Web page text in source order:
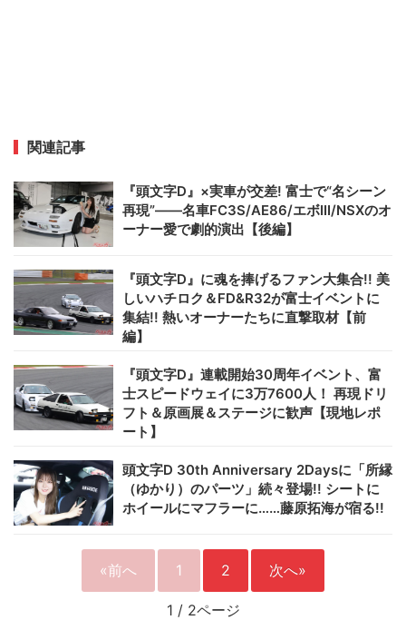
関連記事
『頭文字D』×実車が交差! 富士で“名シーン
再現”——名車FC3S/AE86/エボIII/NSXのオ
ーナー愛で劇的演出【後編】
『頭文字D』に魂を捧げるファン大集合!! 美
しいハチロク＆FD&R32が富士イベントに
集結!! 熱いオーナーたちに直撃取材【前
編】
『頭文字D』連載開始30周年イベント、富
士スピードウェイに3万7600人！ 再現ドリ
フト＆原画展＆ステージに歓声【現地レポ
ート】
頭文字D 30th Anniversary 2Daysに「所縁
（ゆかり）のパーツ」続々登場!! シートに
ホイールにマフラーに……藤原拓海が宿る!!
«前へ 1 2 次へ»
1 / 2ページ